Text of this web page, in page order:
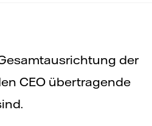
der
CEO übertragende